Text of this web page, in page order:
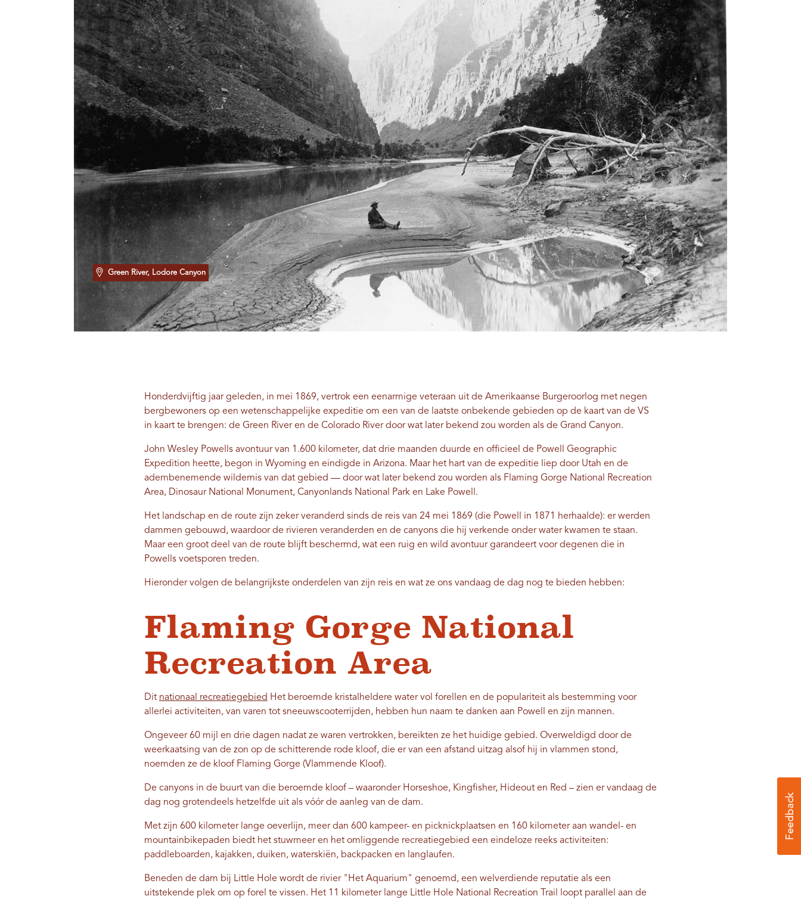
Green River, Lodore Canyon
Honderdvijftig jaar geleden, in mei 1869, vertrok een eenarmige veteraan uit de Amerikaanse Burgeroorlog met negen
bergbewoners op een wetenschappelijke expeditie om een ​​van de laatste onbekende gebieden op de kaart van de VS
in kaart te brengen: de Green River en de Colorado River door wat later bekend zou worden als de Grand Canyon.
John Wesley Powells avontuur van 1.600 kilometer, dat drie maanden duurde en officieel de Powell Geographic
Expedition heette, begon in Wyoming en eindigde in Arizona. Maar het hart van de expeditie liep door Utah en de
adembenemende wildernis van dat gebied — door wat later bekend zou worden als Flaming Gorge National Recreation
Area, Dinosaur National Monument, Canyonlands National Park en Lake Powell.
Het landschap en de route zijn zeker veranderd sinds de reis van 24 mei 1869 (die Powell in 1871 herhaalde): er werden
dammen gebouwd, waardoor de rivieren veranderden en de canyons die hij verkende onder water kwamen te staan.
Maar een groot deel van de route blijft beschermd, wat een ruig en wild avontuur garandeert voor degenen die in
Powells voetsporen treden.
Hieronder volgen de belangrijkste onderdelen van zijn reis en wat ze ons vandaag de dag nog te bieden hebben:
Flaming Gorge National
Recreation Area
Dit nationaal recreatiegebied Het beroemde kristalheldere water vol forellen en de populariteit als bestemming voor
allerlei activiteiten, van varen tot sneeuwscooterrijden, hebben hun naam te danken aan Powell en zijn mannen.
Ongeveer 60 mijl en drie dagen nadat ze waren vertrokken, bereikten ze het huidige gebied. Overweldigd door de
weerkaatsing van de zon op de schitterende rode kloof, die er van een afstand uitzag alsof hij in vlammen stond,
noemden ze de kloof Flaming Gorge (Vlammende Kloof).
De canyons in de buurt van die beroemde kloof – waaronder Horseshoe, Kingfisher, Hideout en Red – zien er vandaag de
dag nog grotendeels hetzelfde uit als vóór de aanleg van de dam.
Met zijn 600 kilometer lange oeverlijn, meer dan 600 kampeer- en picknickplaatsen en 160 kilometer aan wandel- en
mountainbikepaden biedt het stuwmeer en het omliggende recreatiegebied een eindeloze reeks activiteiten:
paddleboarden, kajakken, duiken, waterskiën, backpacken en langlaufen.
Beneden de dam bij Little Hole wordt de rivier "Het Aquarium" genoemd, een welverdiende reputatie als een
uitstekende plek om op forel te vissen. Het 11 kilometer lange Little Hole National Recreation Trail loopt parallel aan de